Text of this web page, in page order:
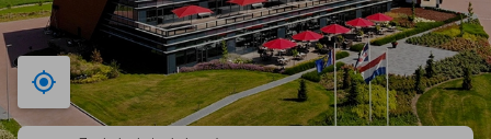
Bij mij in de buurt